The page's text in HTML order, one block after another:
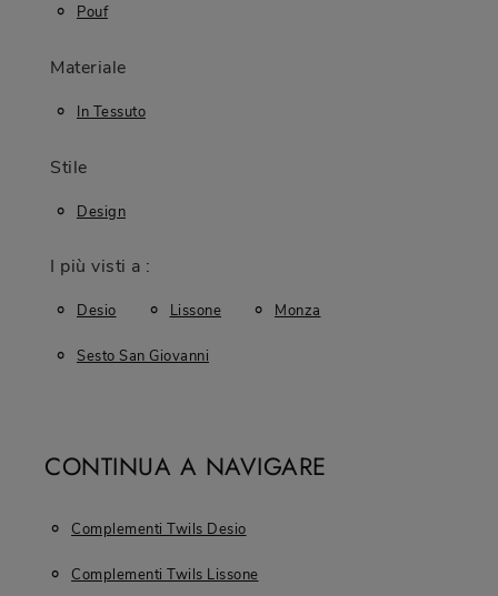
Pouf
Materiale
In Tessuto
Stile
Design
I più visti a :
Desio Lissone Monza
Sesto San Giovanni
CONTINUA A NAVIGARE
Complementi Twils Desio
Complementi Twils Lissone